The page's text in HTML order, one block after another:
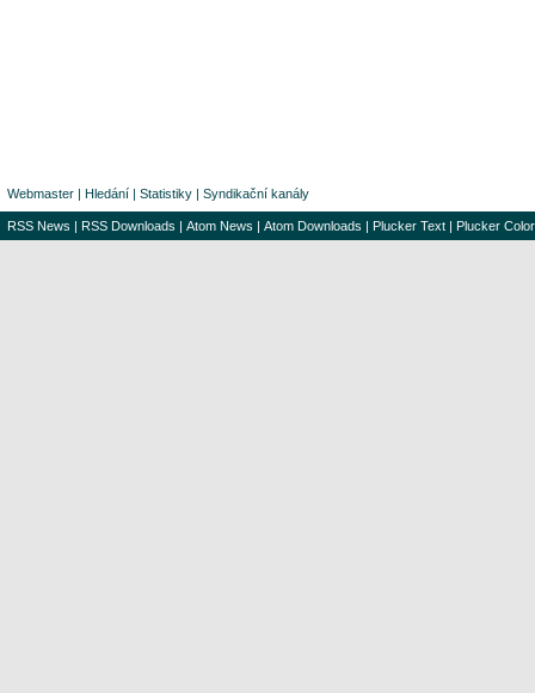
Webmaster | Hledání | Statistiky | Syndikační kanály
RSS News | RSS Downloads | Atom News | Atom Downloads | Plucker Text | Plucker Color